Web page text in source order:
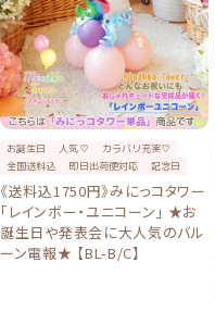
お誕生日 人気♡
カラバリ充実♡
全国送料込
即日出荷便対応 記念日
《送料込1750円》みにっコタワー
「レインボー・ユニコーン」 ★お
誕生日や発表会に大人気のバル
ーン電報★ 【BL-B/C】